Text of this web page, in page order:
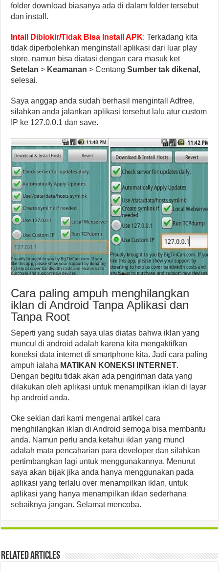
folder download biasanya ada di dalam folder tersebut
dan install.
Intall Diblokir/Tidak Bisa Install APK: Terkadang kita
tidak diperbolehkan menginstall aplikasi dari luar play
store, namun bisa diatasi dengan cara masuk ket
Setelan > Keamanan > CentangSumber tak dikenal ,
selesai.
Saya anggap anda sudah berhasil mengintall Adfree,
silahkan anda jalankan aplikasi tersebut lalu atur custom
IP ke 127.0.0.1 dan save.
Cara paling ampuh menghilangkan
iklan di Android Tanpa Aplikasi dan
Tanpa Root
Seperti yang sudah saya ulas diatas bahwa iklan yang
muncul di android adalah karena kita mengaktifkan
koneksi data internet di smartphone kita. Jadi cara paling
ampuh ialaha MATIKAN KONEKSI INTERNET.
Dengan begitu tidak akan ada pengiriman data yang
dilakukan oleh aplikasi untuk menampilkan iklan di layar
hp android anda.
Oke sekian dari kami mengenai artikel cara
menghilangkan iklan di Android semoga bisa membantu
anda. Namun perlu anda ketahui iklan yang muncl
adalah mata pencaharian para developer dan silahkan
pertimbangkan lagi untuk menggunakannya. Menurut
saya akan bijak jika anda hanya menggunakan pada
aplikasi yang terlalu over menampilkan iklan, untuk
aplikasi yang hanya menampilkan iklan sederhana
sebaiknya jangan. Selamat mencoba.
Related Articles